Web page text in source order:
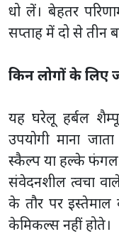
धो लें। बेहतर
सप्ताह में दो से तीन
किन लोगों के लिए
यह घरेलू हर्बल
उपयोगी माना
स्कैल्प या हल्के फंगल
संवेदनशील त्वचा
के तौर पर
केमिकल्स नहीं होते।